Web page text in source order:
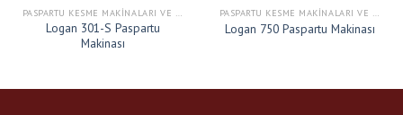
Logan 301-S Paspartu
Makinası
Logan 750 Paspartu Makinası